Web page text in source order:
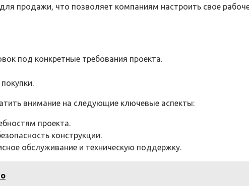
продажи, что позволяет компаниям настроить свое
под конкретные требования проекта.
внимание на следующие ключевые аспекты:
проекта.
конструкции.
обслуживание и техническую поддержку.